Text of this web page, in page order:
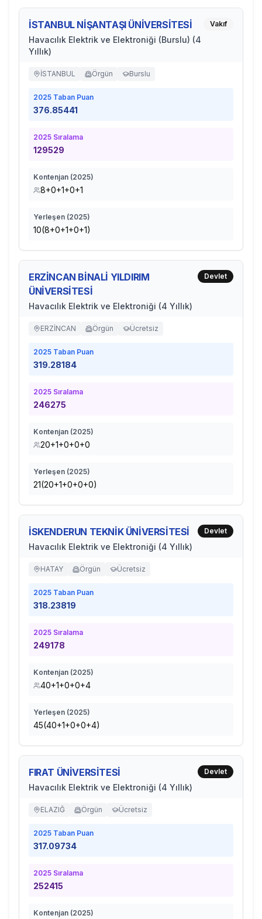
İSTANBUL NİŞANTAŞI ÜNİVERSİTESİ
Havacılık Elektrik ve Elektroniği (Burslu) (4
Yıllık)
Vakıf
İSTANBUL Örgün Burslu
2025 Taban Puan
376.85441
2025 Sıralama
129529
Kontenjan (2025)
8+0+1+0+1
Yerleşen (2025)
10(8+0+1+0+1)
ERZİNCAN BİNALİ YILDIRIM
ÜNİVERSİTESİ
Havacılık Elektrik ve Elektroniği (4 Yıllık)
Devlet
ERZİNCAN Örgün Ücretsiz
2025 Taban Puan
319.28184
2025 Sıralama
246275
Kontenjan (2025)
20+1+0+0+0
Yerleşen (2025)
21(20+1+0+0+0)
İSKENDERUN TEKNİK ÜNİVERSİTESİ
Havacılık Elektrik ve Elektroniği (4 Yıllık)
Devlet
HATAY Örgün Ücretsiz
2025 Taban Puan
318.23819
2025 Sıralama
249178
Kontenjan (2025)
40+1+0+0+4
Yerleşen (2025)
45(40+1+0+0+4)
FIRAT ÜNİVERSİTESİ
Havacılık Elektrik ve Elektroniği (4 Yıllık)
Devlet
ELAZIĞ Örgün Ücretsiz
2025 Taban Puan
317.09734
2025 Sıralama
252415
Kontenjan (2025)